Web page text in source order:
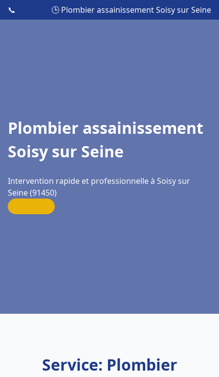
📞 🕒 Plombier assainissement Soisy sur Seine
Plombier assainissement
Soisy sur Seine
Intervention rapide et professionnelle à Soisy sur
Seine (91450)
Service: Plombier